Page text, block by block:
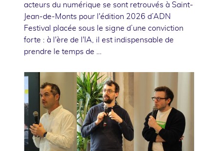
acteurs du numérique se sont retrouvés à Saint-
Jean-de-Monts pour l'édition 2026 d’ADN
Festival placée sous le signe d’une conviction
forte : à l'ère de l'IA, il est indispensable de
prendre le temps de …